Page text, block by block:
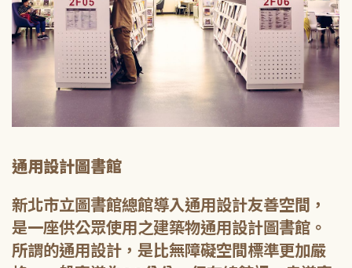
通用設計圖書館
新北市立圖書館總館導入通用設計友善空間，
是一座供公眾使用之建築物通用設計圖書館。
所謂的通用設計，是比無障礙空間標準更加嚴